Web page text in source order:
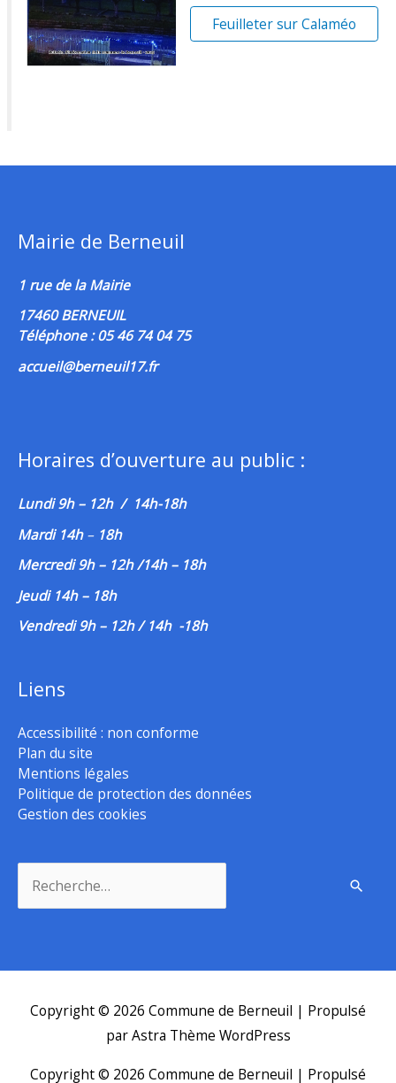
Feuilleter sur Calaméo
Mairie de Berneuil
1 rue de la Mairie
17460 BERNEUIL
Téléphone : 05 46 74 04 75
accueil@berneuil17.fr
Horaires d’ouverture au public :
Lundi 9h – 12h / 14h-18h
Mardi 14h– 18h
Mercredi 9h – 12h /14h – 18h
Jeudi 14h – 18h
Vendredi 9h – 12h / 14h -18h
Liens
Accessibilité : non conforme
Plan du site
Mentions légales
Politique de protection des données
Gestion des cookies
Copyright © 2026 Commune de Berneuil | Propulsé
parAstra Thème WordPress
Copyright © 2026 Commune de Berneuil | Propulsé